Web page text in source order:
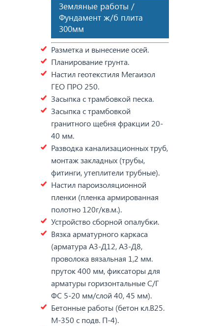
Земляные работы /
Фундамент ж/б плита
300мм
Разметка и вынесение осей.
Планирование грунта.
Настил геотекстиля Мегаизол
ГЕО ПРО 250.
Засыпка с трамбовкой песка.
Засыпка с трамбовкой
гранитного щебня фракции 20-
40 мм.
Разводка канализационных труб,
монтаж закладных (трубы,
фитинги, утеплители трубные).
Настил пароизоляционной
пленки (пленка армированная
полотно 120г/кв.м.).
Устройство сборной опалубки.
Вязка арматурного каркаса
(арматура А3-Д12, А3-Д8,
проволока вязальная 1,2 мм.
пруток 400 мм, фиксаторы для
арматуры горизонтальные С/Г
ФС 5-20 мм/слой 40, 45 мм).
Бетонные работы (бетон кл.В25.
М-350 с подв. П-4).